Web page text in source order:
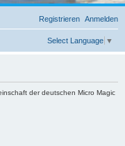
Anmelden
Registrieren
Select Language ▼
der deutschen Micro Magic